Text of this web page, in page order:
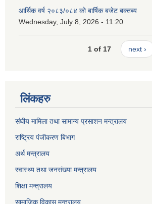
आर्थिक वर्ष २०८३/०८४ को बार्षिक बजेट बक्तब्य
Wednesday, July 8, 2026 - 11:20
1 of 17 next ›
लिंकहरु
संघीय मामिला तथा सामान्य प्रसाशन मन्त्रालय
राष्ट्रिय पंजीकरण बिभाग
अर्थ मन्त्रालय
स्वास्थ्य तथा जनसंख्या मन्त्रालय
शिक्षा मन्त्रालय
सामाजिक विकास मन्त्रालय